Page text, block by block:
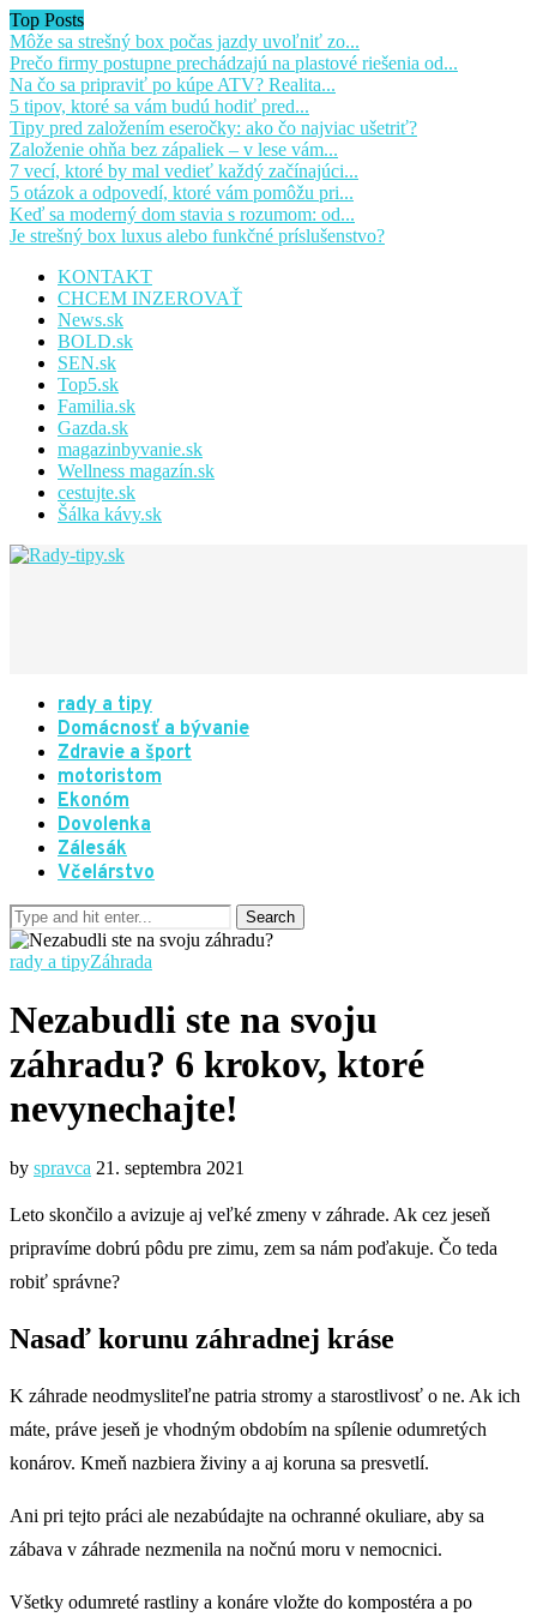
Top Posts
Môže sa strešný box počas jazdy uvoľniť zo...
Prečo firmy postupne prechádzajú na plastové riešenia od...
Na čo sa pripraviť po kúpe ATV? Realita...
5 tipov, ktoré sa vám budú hodiť pred...
Tipy pred založením eseročky: ako čo najviac ušetriť?
Založenie ohňa bez zápaliek – v lese vám...
7 vecí, ktoré by mal vedieť každý začínajúci...
5 otázok a odpovedí, ktoré vám pomôžu pri...
Keď sa moderný dom stavia s rozumom: od...
Je strešný box luxus alebo funkčné príslušenstvo?
KONTAKT
CHCEM INZEROVAŤ
News.sk
BOLD.sk
SEN.sk
Top5.sk
Familia.sk
Gazda.sk
magazinbyvanie.sk
Wellness magazín.sk
cestujte.sk
Šálka kávy.sk
rady a tipy
Domácnosť a bývanie
Zdravie a šport
motoristom
Ekonóm
Dovolenka
Zálesák
Včelárstvo
rady a tipyZáhrada
Nezabudli ste na svoju
záhradu? 6 krokov, ktoré
nevynechajte!
by spravca 21. septembra 2021
Leto skončilo a avizuje aj veľké zmeny v záhrade. Ak cez jeseň
pripravíme dobrú pôdu pre zimu, zem sa nám poďakuje. Čo teda
robiť správne?
Nasaď korunu záhradnej kráse
K záhrade neodmysliteľne patria stromy a starostlivosť o ne. Ak ich
máte, práve jeseň je vhodným obdobím na spílenie odumretých
konárov. Kmeň nazbiera živiny a aj koruna sa presvetlí.
Ani pri tejto práci ale nezabúdajte na ochranné okuliare, aby sa
zábava v záhrade nezmenila na nočnú moru v nemocnici.
Všetky odumreté rastliny a konáre vložte do kompostéra a po